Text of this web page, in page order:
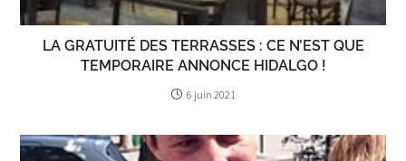
LA GRATUITÉ DES TERRASSES : CE N’EST QUE
TEMPORAIRE ANNONCE HIDALGO !
6 juin 2021